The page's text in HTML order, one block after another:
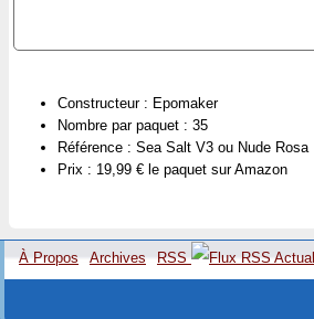
Constructeur : Epomaker
Nombre par paquet : 35
Référence : Sea Salt V3 ou Nude Rosa
Prix : 19,99 € le paquet sur Amazon
À Propos Archives RSS